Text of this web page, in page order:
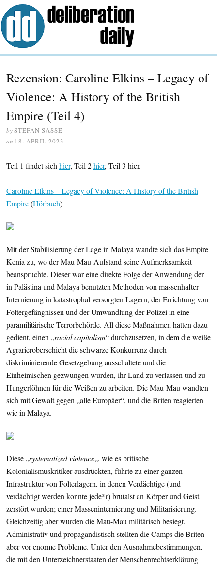
Rezension: Caroline Elkins – Legacy of
Violence: A History of the British
Empire (Teil 4)
bySTEFAN SASSE
on 18. APRIL 2023
Teil 1 findet sich hier, Teil 2hier, Teil 3 hier.
Caroline Elkins – Legacy of Violence: A History of the British
Empire(Hörbuch)
Mit der Stabilisierung der Lage in Malaya wandte sich das Empire
Kenia zu, wo der Mau-Mau-Aufstand seine Aufmerksamkeit
beanspruchte. Dieser war eine direkte Folge der Anwendung der
in Palästina und Malaya benutzten Methoden von massenhafter
Internierung in katastrophal versorgten Lagern, der Errichtung von
Foltergefängnissen und der Umwandlung der Polizei in eine
paramilitärische Terrorbehörde. All diese Maßnahmen hatten dazu
gedient, einen „racial capitalism“ durchzusetzen, in dem die weiße
Agrarieroberschicht die schwarze Konkurrenz durch
diskriminierende Gesetzgebung ausschaltete und die
Einheimischen gezwungen wurden, ihr Land zu verlassen und zu
Hungerlöhnen für die Weißen zu arbeiten. Die Mau-Mau wandten
sich mit Gewalt gegen „alle Europäer“, und die Briten reagierten
wie in Malaya.
Diese „systematized violence„, wie es britische
Kolonialismuskritiker ausdrückten, führte zu einer ganzen
Infrastruktur von Folterlagern, in denen Verdächtige (und
verdächtigt werden konnte jede*r) brutalst an Körper und Geist
zerstört wurden; einer Masseninternierung und Militarisierung.
Gleichzeitig aber wurden die Mau-Mau militärisch besiegt.
Administrativ und propagandistisch stellten die Camps die Briten
aber vor enorme Probleme. Unter den Ausnahmebestimmungen,
die mit den Unterzeichnerstaaten der Menschenrechtserklärung